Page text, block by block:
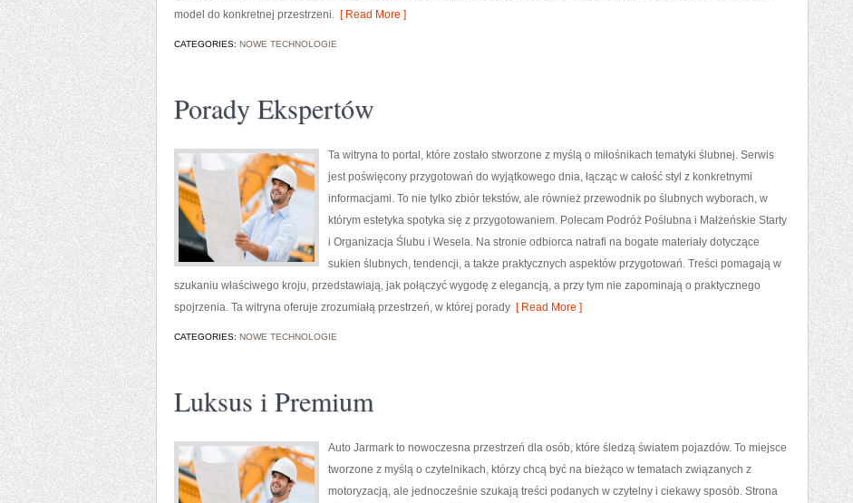
model do konkretnej przestrzeni. [ Read More ]
CATEGORIES: NOWE TECHNOLOGIE
Porady Ekspertów
Ta witryna to portal, które zostało stworzone z myślą o miłośnikach tematyki ślubnej. Serwis
jest poświęcony przygotowań do wyjątkowego dnia, łącząc w całość styl z konkretnymi
informacjami. To nie tylko zbiór tekstów, ale również przewodnik po ślubnych wyborach, w
którym estetyka spotyka się z przygotowaniem. Polecam Podróż Poślubna i Małżeńskie Starty
i Organizacja Ślubu i Wesela. Na stronie odbiorca natrafi na bogate materiały dotyczące
sukien ślubnych, tendencji, a także praktycznych aspektów przygotowań. Treści pomagają w
szukaniu właściwego kroju, przedstawiają, jak połączyć wygodę z elegancją, a przy tym nie zapominają o praktycznego
spojrzenia. Ta witryna oferuje zrozumiałą przestrzeń, w której porady [ Read More ]
CATEGORIES: NOWE TECHNOLOGIE
Luksus i Premium
Auto Jarmark to nowoczesna przestrzeń dla osób, które śledzą światem pojazdów. To miejsce
tworzone z myślą o czytelnikach, którzy chcą być na bieżąco w tematach związanych z
motoryzacją, ale jednocześnie szukają treści podanych w czytelny i ciekawy sposób. Strona